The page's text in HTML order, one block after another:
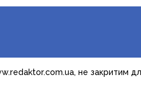
не закритим